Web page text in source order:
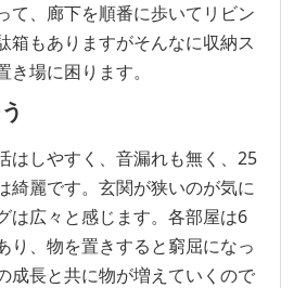
て、廊下を順番に歩いてリビン
箱もありますがそんなに収納ス
場に困ります。
はしやすく、音漏れも無く、25
綺麗です。玄関が狭いのが気に
は広々と感じます。各部屋は6
り、物を置きすると窮屈になっ
成長と共に物が増えていくので